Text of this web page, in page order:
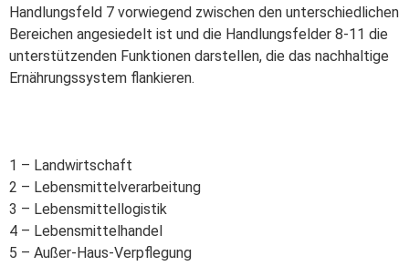
Handlungsfeld 7 vorwiegend zwischen den unterschiedlichen
Bereichen angesiedelt ist und die Handlungsfelder 8-11 die
unterstützenden Funktionen darstellen, die das nachhaltige
Ernährungssystem flankieren.
1 – Landwirtschaft
2 – Lebensmittelverarbeitung
3 – Lebensmittellogistik
4 – Lebensmittelhandel
5 – Außer-Haus-Verpflegung